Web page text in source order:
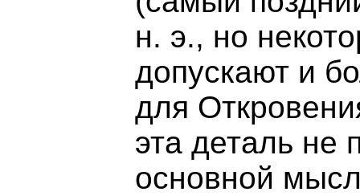
н. э., но
допускают и
для
эта деталь не
основной